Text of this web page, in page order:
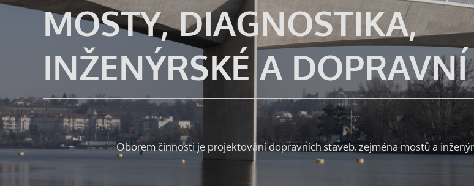
MOSTY, DIAGNOSTIKA,
INŽENÝRSKÉ A
Oborem činnosti je projektování dopravních staveb, zejména mostů a